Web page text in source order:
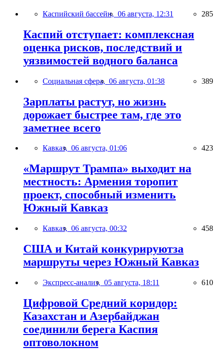
Каспийский бассейн, 06 августа, 12:31 285
Каспий отступает: комплексная
оценка рисков, последствий и
уязвимостей водного баланса
Социальная сфера, 06 августа, 01:38 389
Зарплаты растут, но жизнь
дорожает быстрее там, где это
заметнее всего
Кавказ, 06 августа, 01:06 423
«Маршрут Трампа» выходит на
местность: Армения торопит
проект, способный изменить
Южный Кавказ
Кавказ, 06 августа, 00:32 458
США и Китай конкурируютза
маршруты через Южный Кавказ
Экспресс-анализ, 05 августа, 18:11 610
Цифровой Средний коридор:
Казахстан и Азербайджан
соединили берега Каспия
оптоволокном